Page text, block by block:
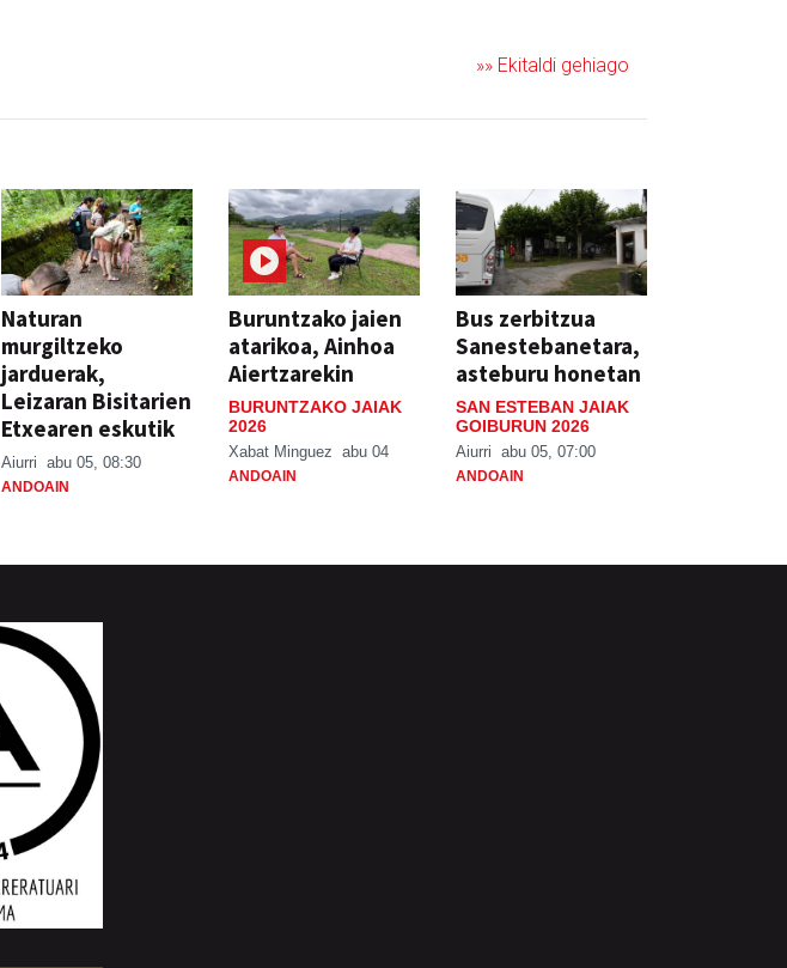
»» Ekitaldi gehiago
Naturan
murgiltzeko
jarduerak,
Leizaran Bisitarien
Etxearen eskutik
Aiurri abu 05, 08:30
ANDOAIN
Buruntzako jaien
atarikoa, Ainhoa
Aiertzarekin
BURUNTZAKO JAIAK
2026
Xabat Minguez abu 04
ANDOAIN
Bus zerbitzua
Sanestebanetara,
asteburu honetan
SAN ESTEBAN JAIAK
GOIBURUN 2026
Aiurri abu 05, 07:00
ANDOAIN